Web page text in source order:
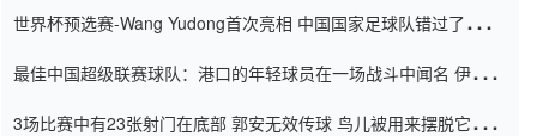
世界杯预选赛-Wang Yudong首次亮相 中国国家足球队错过了世界
最佳中国超级联赛球队：港口的年轻球员在一场战斗中闻名 伊万放
3场比赛中有23张射门在底部 郭安无效传球 鸟儿被用来摆脱它